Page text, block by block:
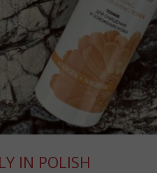
IN POLISH